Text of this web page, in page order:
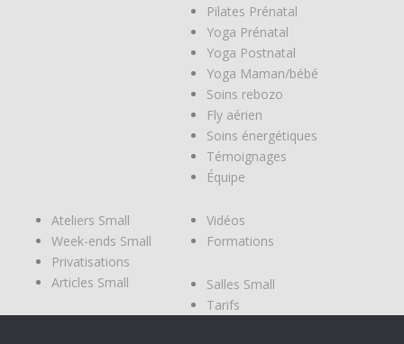
Pilates Prénatal
Yoga Prénatal
Yoga Postnatal
Yoga Maman/bébé
Soins rebozo
Fly aérien
Soins énergétiques
Témoignages
Équipe
Ateliers Small
Week-ends Small
Privatisations
Articles Small
Vidéos
Formations
Salles Small
Tarifs